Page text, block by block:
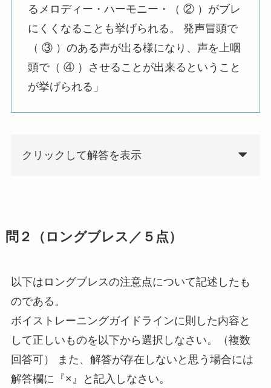
るメロディー・ハーモニー・（ ② ）がブレ
にくくなることも挙げられる。 発声冒頭で
（ ③ ）のある声が出る様になり、声を上咽
頭で（ ④ ）させることが出来るということ
が挙げられる」
クリックして解答を表示
問２（ロングブレス／５点）
以下はロングブレスの注意点について記述したも
のである。
ボイストレーニングガイドラインに則した内容と
して正しいものを以下から選択しなさい。（複数
回答可） また、解答が存在しないと思う場合には
解答欄に『×』と記入しなさい。